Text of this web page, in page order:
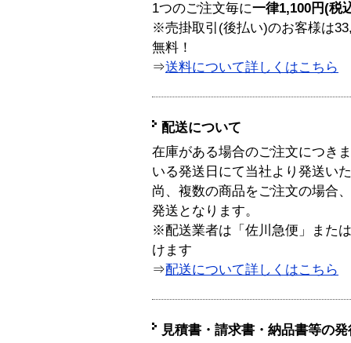
1つのご注文毎に一律1,100円(税
※売掛取引(後払い)のお客様は
無料！
⇒送料について詳しくはこちら
配送について
在庫がある場合のご注文につき
いる発送日にて当社より発送い
尚、複数の商品をご注文の場合
発送となります。
※配送業者は「佐川急便」また
けます
⇒配送について詳しくはこちら
見積書・請求書・納品書等の